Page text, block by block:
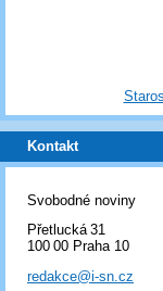
Kontakt
Svobodné noviny
Přetlucká 31
100 00 Praha 10
redakce@i-sn.cz